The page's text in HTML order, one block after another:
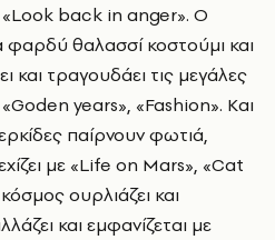
«Look back in anger». Ο
θαλασσί κοστούμι και
και τραγουδάει τις μεγάλες
years», «Fashion». Kαι
παίρνουν φωτιά,
με «Life on Mars», «Cat
ουρλιάζει και
και εμφανίζεται με